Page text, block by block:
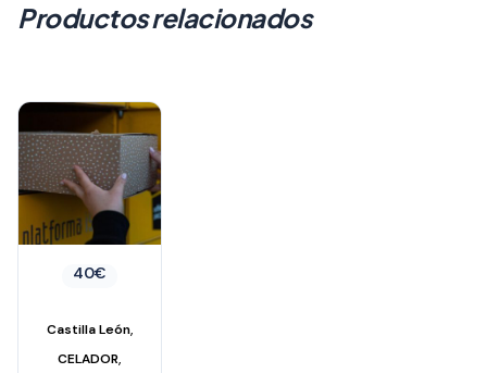
Productos relacionados
40€
Castilla León,
CELADOR,